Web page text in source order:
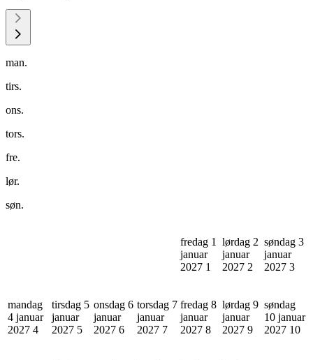
man.
tirs.
ons.
tors.
fre.
lør.
søn.
fredag 1
januar
2027 1
lørdag 2
januar
2027 2
søndag 3
januar
2027 3
mandag
4 januar
2027 4
tirsdag 5
januar
2027 5
onsdag 6
januar
2027 6
torsdag 7
januar
2027 7
fredag 8
januar
2027 8
lørdag 9
januar
2027 9
søndag
10 januar
2027 10